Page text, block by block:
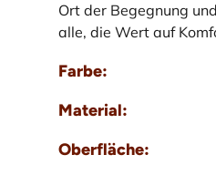
Ort der Begegnung
alle, die Wert auf
Farbe:
Material:
Oberfläche: